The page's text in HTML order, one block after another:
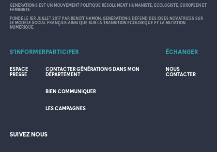
GÉNÉRATION•S EST UN MOUVEMENT POLITIQUE RÉSOLUMENT HUMANISTE, ÉCOLOGISTE, EUROPÉEN ET
FÉMINISTE.
FONDÉ LE 1ER JUILLET 2017 PAR BENOÎT HAMON, GÉNÉRATION•S DÉFEND DES IDÉES NOVATRICES SUR
LE MODÈLE SOCIAL FRANÇAIS AINSI QUE SUR LA TRANSITION ÉCOLOGIQUE ET LA MUTATION
NUMÉRIQUE.
S’INFORMER
ESPACE
PRESSE
PARTICIPER
CONTACTER GÉNÉRATION·S DANS MON
DÉPARTEMENT
BIEN COMMUNIQUER
LES CAMPAGNES
ÉCHANGER
NOUS
CONTACTER
SUIVEZ NOUS